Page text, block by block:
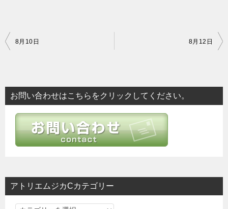
投
ビ
ゲ
8月10日 8月12日
お問い合わせはこちらをクリックしてください。
アトリエムジカCカテゴリー